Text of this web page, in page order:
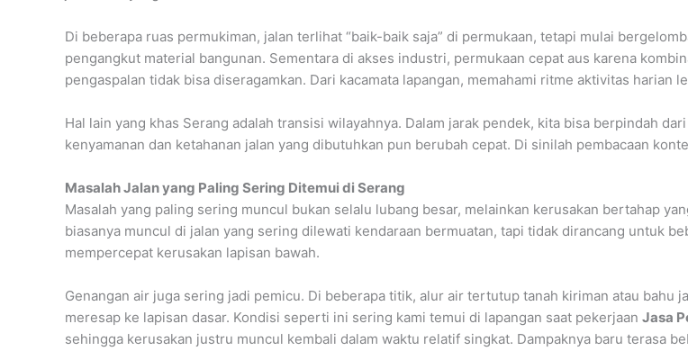
Di beberapa ruas permukiman, jalan terlihat “baik-baik saja” di permukaan, tetapi mulai
pengangkut material bangunan. Sementara di akses industri, permukaan cepat aus karena
pengaspalan tidak bisa diseragamkan. Dari kacamata lapangan, memahami ritme aktivitas harian
Hal lain yang khas Serang adalah transisi wilayahnya. Dalam jarak pendek, kita bisa berpindah
kenyamanan dan ketahanan jalan yang dibutuhkan pun berubah cepat. Di sinilah pembacaan
Masalah Jalan yang Paling Sering Ditemui di Serang
Masalah yang paling sering muncul bukan selalu lubang besar, melainkan kerusakan bertahap
biasanya muncul di jalan yang sering dilewati kendaraan bermuatan, tapi tidak dirancang untuk
mempercepat kerusakan lapisan bawah.
Genangan air juga sering jadi pemicu. Di beberapa titik, alur air tertutup tanah kiriman atau bahu
meresap ke lapisan dasar. Kondisi seperti ini sering kami temui di lapangan saat pekerjaan Jasa
sehingga kerusakan justru muncul kembali dalam waktu relatif singkat. Dampaknya baru terasa